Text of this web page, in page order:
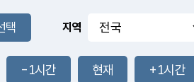
24.4
℃ -mm
지역
-1시간 현재 +1시간